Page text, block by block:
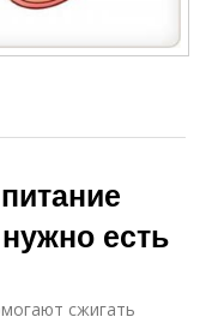
есть
сжигать